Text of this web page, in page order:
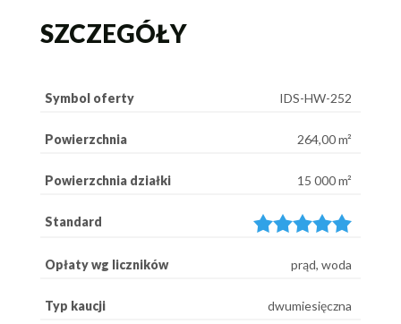
SZCZEGÓŁY
Symbol oferty IDS-HW-252
Powierzchnia 264,00 m²
Powierzchnia działki 15 000 m²
Standard
Opłaty wg liczników prąd, woda
Typ kaucji dwumiesięczna